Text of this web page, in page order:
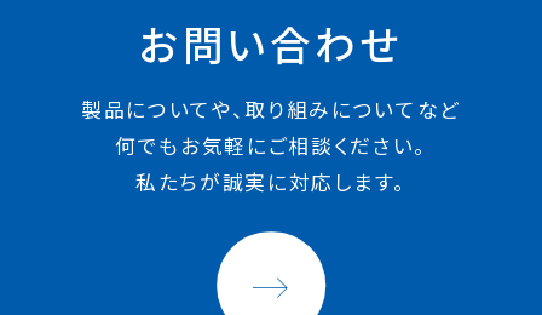
お問い合わせ
製品についてや、取り組みについてなど
何でもお気軽にご相談ください。
私たちが誠実に対応します。